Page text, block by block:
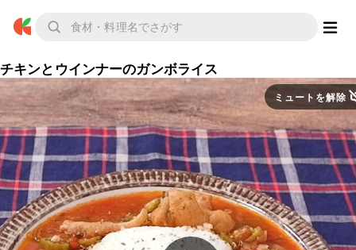
チキンとウインナーのガンボライス
ミュートを解除